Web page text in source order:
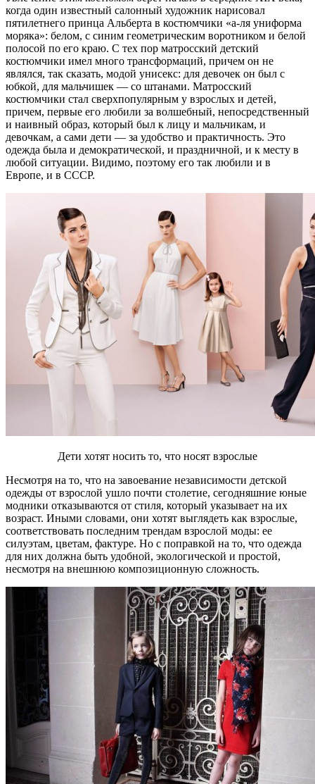
когда один известный салонный художник нарисовал
пятилетнего принца Альберта в костюмчики «а-ля униформа
моряка»: белом, с синим геометрическим воротником и белой
полосой по его краю. С тех пор матросский детский
костюмчики имел много трансформаций, причем он не
являлся, так сказать, модой унисекс: для девочек он был с
юбкой, для мальчишек — со штанами. Матросский
костюмчики стал сверхпопулярным у взрослых и детей,
причем, первые его любили за волшебный, непосредственный
и наивный образ, который был к лицу и мальчикам, и
девочкам, а сами дети — за удобство и практичность. Это
одежда была и демократической, и праздничной, и к месту в
любой ситуации. Видимо, поэтому его так любили и в
Европе, и в СССР.
Дети хотят носить то, что носят взрослые
Несмотря на то, что на завоевание независимости детской
одежды от взрослой ушло почти столетие, сегодняшние юные
модники отказываются от стиля, который указывает на их
возраст. Иными словами, они хотят выглядеть как взрослые,
соответствовать последним трендам взрослой моды: ее
силуэтам, цветам, фактуре. Но с поправкой на то, что одежда
для них должна быть удобной, экологической и простой,
несмотря на внешнюю композиционную сложность.